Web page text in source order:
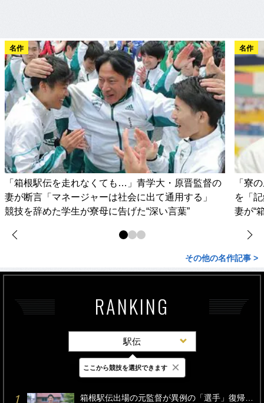
名作
「箱根駅伝を走れなくても…」青学大・原晋監督の
妻が断言「マネージャーは社会に出て通用する」
競技を辞めた学生が寮母に告げた“深い言葉”
名作
「寮
を「
妻が“
その他の名作記事 >
RANKING
駅伝
最新 24時間 週間
箱根駅伝出場の元監督が異例の「選手」復帰…
ここから競技を選択できます ×